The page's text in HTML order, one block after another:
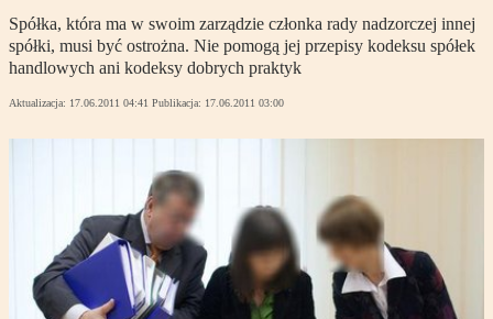
Spółka, która ma w swoim zarządzie członka rady nadzorczej innej
spółki, musi być ostrożna. Nie pomogą jej przepisy kodeksu spółek
handlowych ani kodeksy dobrych praktyk
Aktualizacja: 17.06.2011 04:41 Publikacja: 17.06.2011 03:00